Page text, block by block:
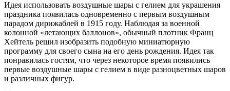
Идея использовать воздушные шары с гелием для украшения
праздника появилась одновременно с первым воздушным
парадом дирижаблей в 1915 году. Наблюдая за военной
колонной «летающих баллонов», обычный плотник Франц
Хейтель решил изобразить подобную миниатюрную
программу для своего сына на его день рождения. Идея так
понравилась гостям, что через некоторое время появились
первые воздушные шары с гелием в виде разноцветных шаров
и различных фигур.